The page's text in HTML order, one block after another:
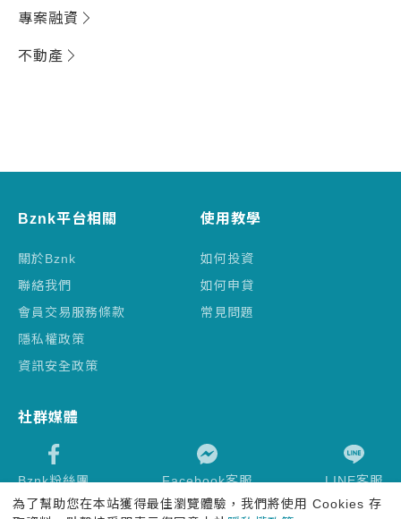
專案融資
不動產
Bznk平台相關
關於Bznk
聯絡我們
會員交易服務條款
隱私權政策
資訊安全政策
使用教學
如何投資
如何申貸
常見問題
社群媒體
Bznk粉絲團 Facebook客服
LINE客服
為了幫助您在本站獲得最佳瀏覽體驗，我們將使用 Cookies 存